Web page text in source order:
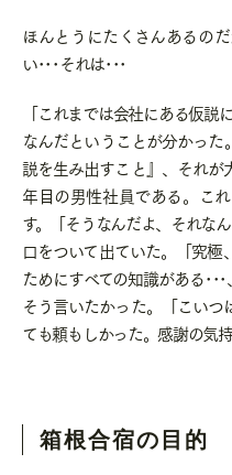
ほんとうにたくさんあるの
い･･･それは･･･
「これまでは会社にある仮説
なんだということが分かっ
説を生み出すこと』、それが
年目の男性社員である。こ
す。「そうなんだよ、それな
口をついて出ていた。「究
ためにすべての知識がある･･･
そう言いたかった。「こい
ても頼もしかった。感謝の気
箱根合宿の目的